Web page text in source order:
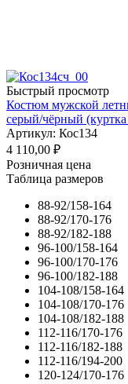
Быстрый просмотр
Костюм мужской
серый/чёрный
Артикул: Кос134
4 110,00 ₽
Розничная цена
Таблица размеров
88-92/158-164
88-92/170-176
88-92/182-188
96-100/158-164
96-100/170-176
96-100/182-188
104-108/158-164
104-108/170-176
104-108/182-188
112-116/170-176
112-116/182-188
112-116/194-200
120-124/170-176